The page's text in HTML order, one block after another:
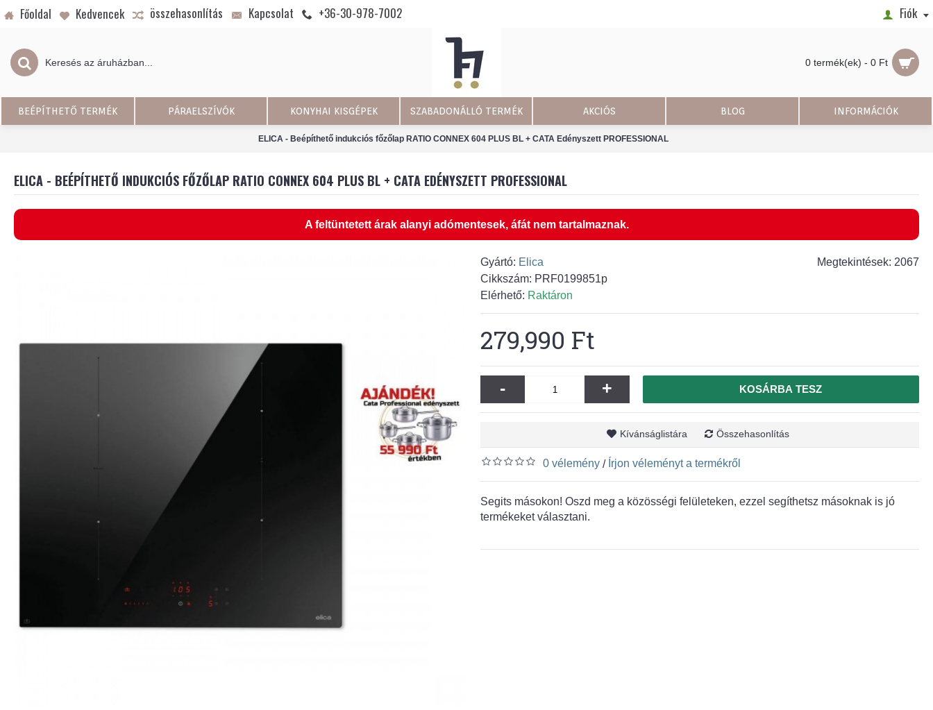
Főoldal Kedvencek összehasonlítás Kapcsolat +36-30-978-7002 Fiók
0 termék(ek) - 0 Ft
BEÉPÍTHETŐ TERMÉK PÁRAELSZÍVÓK KONYHAI KISGÉPEK SZABADONÁLLÓ TERMÉK AKCIÓS BLOG INFORMÁCIÓK
ELICA - Beépíthető indukciós főzőlap RATIO CONNEX 604 PLUS BL + CATA Edényszett PROFESSIONAL
ELICA - BEÉPÍTHETŐ INDUKCIÓS FŐZŐLAP RATIO CONNEX 604 PLUS BL + CATA EDÉNYSZETT PROFESSIONAL
A feltüntetett árak alanyi adómentesek, áfát nem tartalmaznak.
Megtekintések: 2067
Gyártó: Elica
Cikkszám: PRF0199851p
Elérhető: Raktáron
279,990 Ft
- + KOSÁRBA TESZ
Kívánságlistára Összehasonlítás
0 vélemény / Írjon véleményt a termékről
Segits másokon! Oszd meg a közösségi felületeken, ezzel segíthetsz másoknak is jó
termékeket választani.